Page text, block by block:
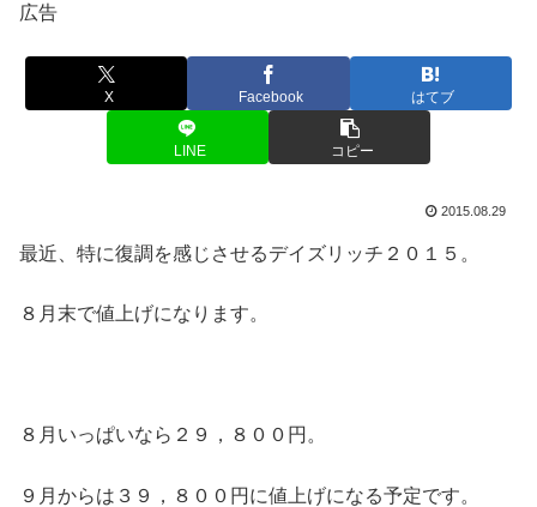
広告
X Facebook はてブ
LINE コピー
2015.08.29
最近、特に復調を感じさせるデイズリッチ２０１５。
８月末で値上げになります。
８月いっぱいなら２９，８００円。
９月からは３９，８００円に値上げになる予定です。